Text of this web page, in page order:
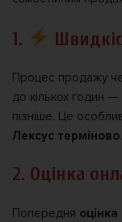
1.
Процес продажу
до кількох годин —
пізніше. Це
Лексус терміново.
2. Оцінка
Попередня